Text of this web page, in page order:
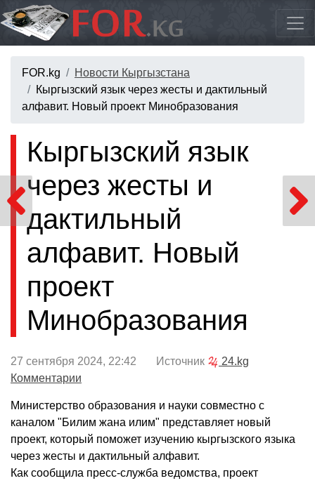
FOR.kg
Новости Кыргызстана
Кыргызский язык через жесты и дактильный
алфавит. Новый проект Минобразования
Кыргызский язык
через жесты и
дактильный
алфавит. Новый
проект
Минобразования
27 сентября 2024, 22:42 Источник
24.kg
Комментарии
Министерство образования и науки совместно с
каналом "Билим жана илим" представляет новый
проект, который поможет изучению кыргызского языка
через жесты и дактильный алфавит.
Как сообщила пресс-служба ведомства, проект